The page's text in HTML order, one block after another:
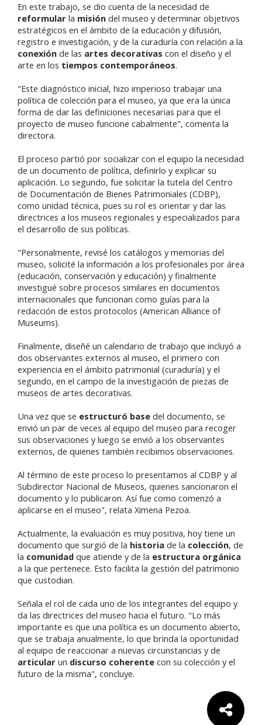
En este trabajo, se dio cuenta de la necesidad de
reformular la misión del museo y determinar objetivos
estratégicos en el ámbito de la educación y difusión,
registro e investigación, y de la curaduría con relación a la
conexión de las artes decorativas con el diseño y el
arte en los tiempos contemporáneos.
"Este diagnóstico inicial, hizo imperioso trabajar una
política de colección para el museo, ya que era la única
forma de dar las definiciones necesarias para que el
proyecto de museo funcione cabalmente", comenta la
directora.
El proceso partió por socializar con el equipo la necesidad
de un documento de política, definirlo y explicar su
aplicación. Lo segundo, fue solicitar la tutela del Centro
de Documentación de Bienes Patrimoniales (CDBP),
como unidad técnica, pues su rol es orientar y dar las
directrices a los museos regionales y especializados para
el desarrollo de sus políticas.
"Personalmente, revisé los catálogos y memorias del
museo, solicité la información a los profesionales por área
(educación, conservación y educación) y finalmente
investigué sobre procesos similares en documentos
internacionales que funcionan como guías para la
redacción de estos protocolos (American Alliance of
Museums).
Finalmente, diseñé un calendario de trabajo que incluyó a
dos observantes externos al museo, el primero con
experiencia en el ámbito patrimonial (curaduría) y el
segundo, en el campo de la investigación de piezas de
museos de artes decorativas.
Una vez que se estructuró base del documento, se
envió un par de veces al equipo del museo para recoger
sus observaciones y luego se envió a los observantes
externos, de quienes también recibimos observaciones.
Al término de este proceso lo presentamos al CDBP y al
Subdirector Nacional de Museos, quienes sancionaron el
documento y lo publicaron. Así fue como comenzó a
aplicarse en el museo", relata Ximena Pezoa.
Actualmente, la evaluación es muy positiva, hoy tiene un
documento que surgió de la historia de la colección, de
la comunidad que atiende y de la estructura orgánica
a la que pertenece. Esto facilita la gestión del patrimonio
que custodian.
Señala el rol de cada uno de los integrantes del equipo y
da las directrices del museo hacia el futuro. "Lo más
importante es que una política es un documento abierto,
que se trabaja anualmente, lo que brinda la oportunidad
al equipo de reaccionar a nuevas circunstancias y de
articular un discurso coherente con su colección y el
futuro de la misma", concluye.